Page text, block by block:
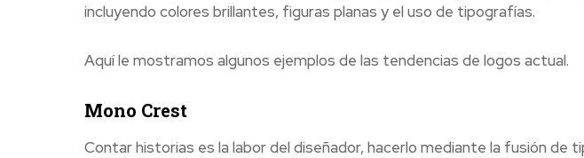
incluyendo colores brillantes, figuras planas y el uso de tipografías.
Aquí le mostramos algunos ejemplos de las tendencias de logos actual.
Mono Crest
Contar historias es la labor del diseñador, hacerlo mediante la fusión de